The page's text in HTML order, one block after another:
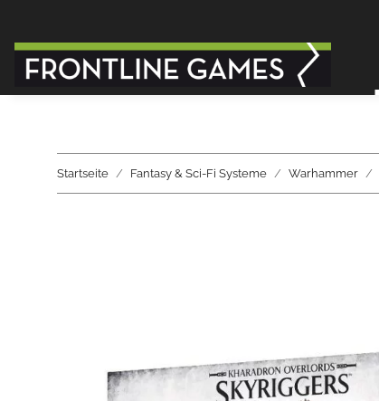
Startseite Fantasy & Sci-Fi Systeme Warhammer